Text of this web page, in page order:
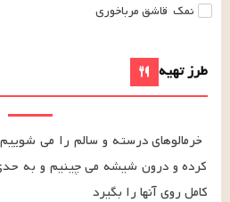
نمک قاشق مرباخوری
طرز تهیه